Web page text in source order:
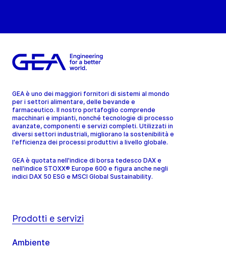
GEA è uno dei maggiori fornitori di sistemi al mondo
per i settori alimentare, delle bevande e
farmaceutico. Il nostro portafoglio comprende
macchinari e impianti, nonché tecnologie di processo
avanzate, componenti e servizi completi. Utilizzati in
diversi settori industriali, migliorano la sostenibilità e
l'efficienza dei processi produttivi a livello globale.
GEA è quotata nell'indice di borsa tedesco DAX e
nell'indice STOXX® Europe 600 e figura anche negli
indici DAX 50 ESG e MSCI Global Sustainability.
Prodotti e servizi
Ambiente